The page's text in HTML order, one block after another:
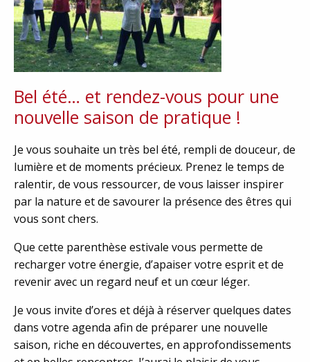
Bel été… et rendez-vous pour une
nouvelle saison de pratique !
Je vous souhaite un très bel été, rempli de douceur, de
lumière et de moments précieux. Prenez le temps de
ralentir, de vous ressourcer, de vous laisser inspirer
par la nature et de savourer la présence des êtres qui
vous sont chers.
Que cette parenthèse estivale vous permette de
recharger votre énergie, d’apaiser votre esprit et de
revenir avec un regard neuf et un cœur léger.
Je vous invite d’ores et déjà à réserver quelques dates
dans votre agenda afin de préparer une nouvelle
saison, riche en découvertes, en approfondissements